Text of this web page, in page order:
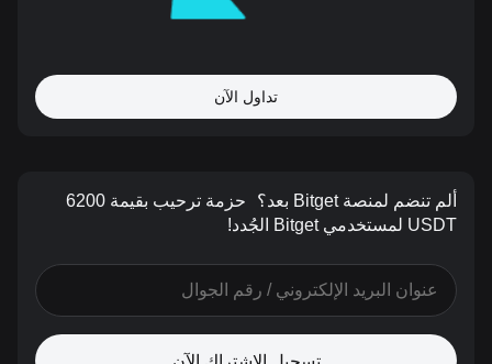
تداول الآن
ألم تنضم لمنصة Bitget بعد؟
حزمة ترحيب بقيمة 6200
USDT لمستخدمي Bitget الجُدد!